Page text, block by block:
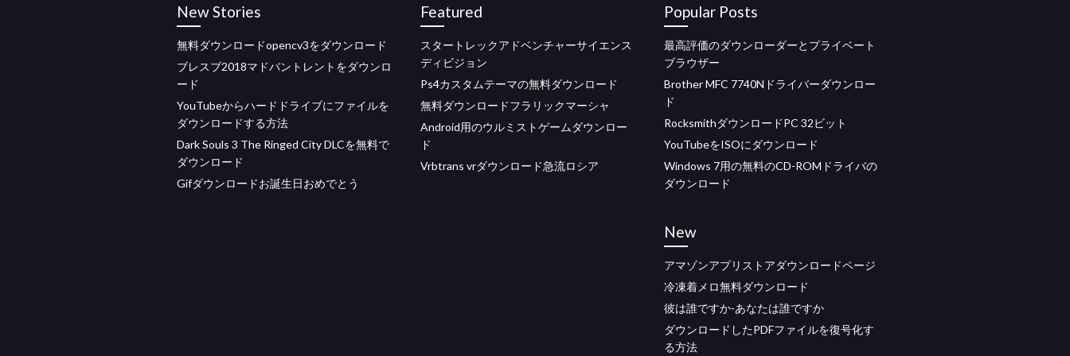
New Stories
無料ダウンロードopencv3をダウンロード
ブレスブ2018マドバントレントをダウンロ
ード
YouTubeからハードドライブにファイルを
ダウンロードする方法
Dark Souls 3 The Ringed City DLCを無料で
ダウンロード
Gifダウンロードお誕生日おめでとう
Featured
スタートレックアドベンチャーサイエンス
ディビジョン
Ps4カスタムテーマの無料ダウンロード
無料ダウンロードフラリックマーシャ
Android用のウルミストゲームダウンロー
ド
Vrbtrans vrダウンロード急流ロシア
Popular Posts
最高評価のダウンローダーとプライベート
ブラウザー
Brother MFC 7740Nドライバーダウンロー
ド
RocksmithダウンロードPC 32ビット
YouTubeをISOにダウンロード
Windows 7用の無料のCD-ROMドライバの
ダウンロード
New
アマゾンアプリストアダウンロードページ
冷凍着メロ無料ダウンロード
彼は誰ですか-あなたは誰ですか
ダウンロードしたPDFファイルを復号化す
る方法